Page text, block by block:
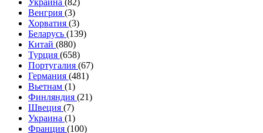
Украина (82)
Венгрия (3)
Хорватия (3)
Беларусь (139)
Китай (880)
Турция (658)
Португалия (67)
Германия (481)
Вьетнам (1)
Финляндия (21)
Швеция (7)
Украина (1)
Франция (100)